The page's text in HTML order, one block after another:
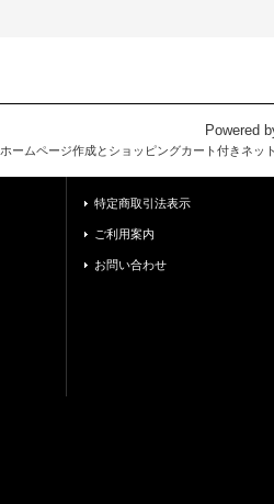
Powered
ホームページ作成とショッピングカート付きネッ
特定商取引法表示
ご利用案内
お問い合わせ